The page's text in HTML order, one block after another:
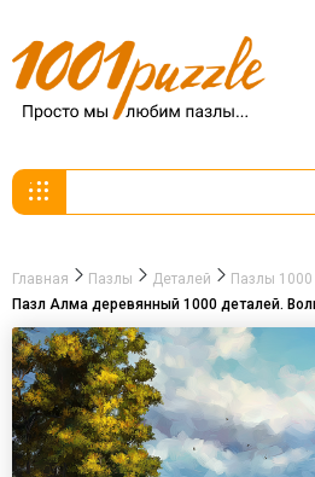
Главная Пазлы Деталей
Пазлы
Пазл Алма деревянный 1000 деталей.